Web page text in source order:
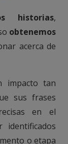
historias,
obtenemos
acerca de
impacto tan
sus frases
en el
identificados
o etapa